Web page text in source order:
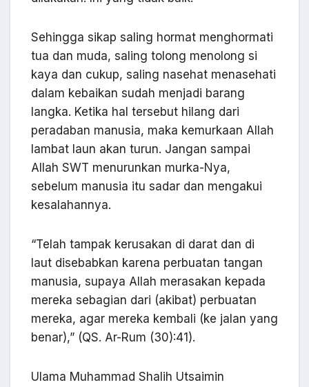
Sehingga sikap saling hormat menghormati
tua dan muda, saling tolong menolong si
kaya dan cukup, saling nasehat menasehati
dalam kebaikan sudah menjadi barang
langka. Ketika hal tersebut hilang dari
peradaban manusia, maka kemurkaan Allah
lambat laun akan turun. Jangan sampai
Allah SWT menurunkan murka-Nya,
sebelum manusia itu sadar dan mengakui
kesalahannya.
“Telah tampak kerusakan di darat dan di
laut disebabkan karena perbuatan tangan
manusia, supaya Allah merasakan kepada
mereka sebagian dari (akibat) perbuatan
mereka, agar mereka kembali (ke jalan yang
benar),” (QS. Ar-Rum (30):41).
Ulama Muhammad Shalih Utsaimin